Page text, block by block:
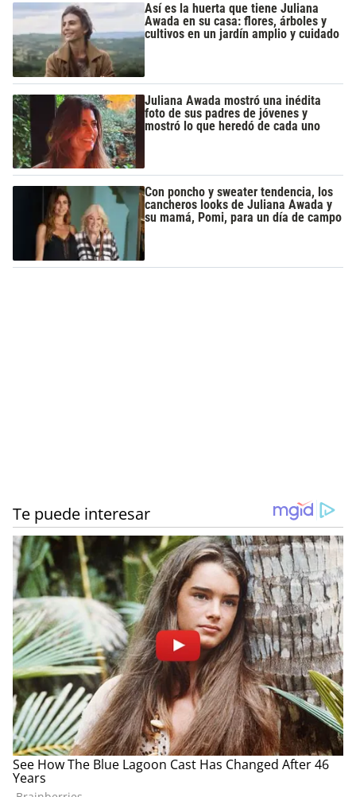
Así es la huerta que tiene Juliana
Awada en su casa: flores, árboles y
cultivos en un jardín amplio y cuidado
Juliana Awada mostró una inédita
foto de sus padres de jóvenes y
mostró lo que heredó de cada uno
Con poncho y sweater tendencia, los
cancheros looks de Juliana Awada y
su mamá, Pomi, para un día de campo